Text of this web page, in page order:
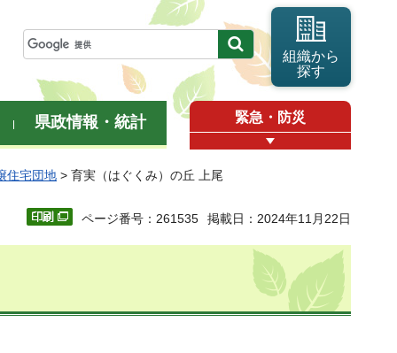
組織から
探す
県政情報・統計 緊急・防災
住宅団地 > 育実（はぐくみ）の丘 上尾
ページ番号：261535 掲載日：2024年11月22日